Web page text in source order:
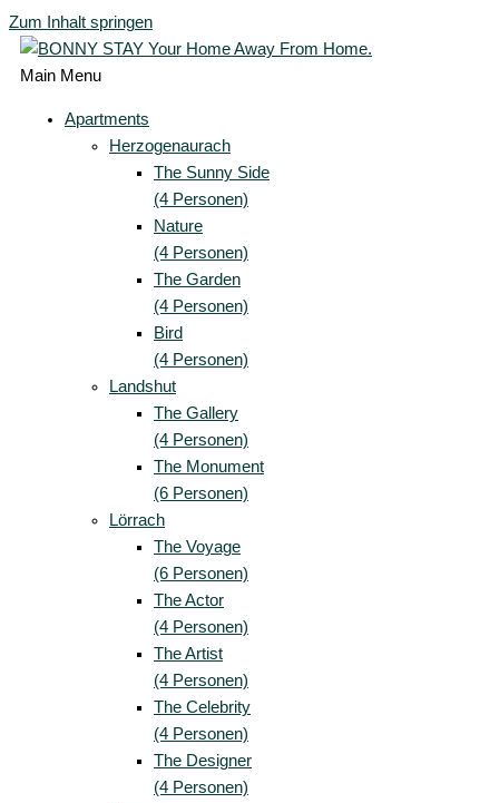
Zum Inhalt springen
Main Menu
Apartments
Herzogenaurach
The Sunny Side
(4 Personen)
Nature
(4 Personen)
The Garden
(4 Personen)
Bird
(4 Personen)
Landshut
The Gallery
(4 Personen)
The Monument
(6 Personen)
Lörrach
The Voyage
(6 Personen)
The Actor
(4 Personen)
The Artist
(4 Personen)
The Celebrity
(4 Personen)
The Designer
(4 Personen)